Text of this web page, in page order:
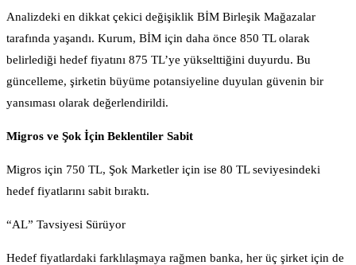
Analizdeki en dikkat çekici değişiklik BİM Birleşik Mağazalar
tarafında yaşandı. Kurum, BİM için daha önce 850 TL olarak
belirlediği hedef fiyatını 875 TL’ye yükselttiğini duyurdu. Bu
güncelleme, şirketin büyüme potansiyeline duyulan güvenin bir
yansıması olarak değerlendirildi.
Migros ve Şok İçin Beklentiler Sabit
Migros için 750 TL, Şok Marketler için ise 80 TL seviyesindeki
hedef fiyatlarını sabit bıraktı.
“AL” Tavsiyesi Sürüyor
Hedef fiyatlardaki farklılaşmaya rağmen banka, her üç şirket için de